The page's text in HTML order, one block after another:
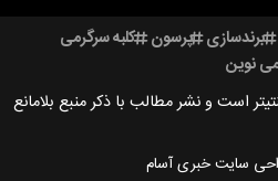
برندسازی پرسون کلبه سرگرمی
نوین
است و نشر مطالب با ذکر منبع بلامانع
سایت خبری آسام